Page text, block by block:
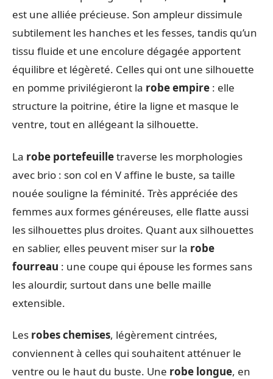
est une alliée précieuse. Son ampleur dissimule
subtilement les hanches et les fesses, tandis qu’un
tissu fluide et une encolure dégagée apportent
équilibre et légèreté. Celles qui ont une silhouette
en pomme privilégieront la robe empire : elle
structure la poitrine, étire la ligne et masque le
ventre, tout en allégeant la silhouette.
La robe portefeuilletraverse les morphologies
avec brio : son col en V affine le buste, sa taille
nouée souligne la féminité. Très appréciée des
femmes aux formes généreuses, elle flatte aussi
les silhouettes plus droites. Quant aux silhouettes
en sablier, elles peuvent miser sur la robe
fourreau : une coupe qui épouse les formes sans
les alourdir, surtout dans une belle maille
extensible.
Les robes chemises, légèrement cintrées,
conviennent à celles qui souhaitent atténuer le
ventre ou le haut du buste. Une robe longue, en